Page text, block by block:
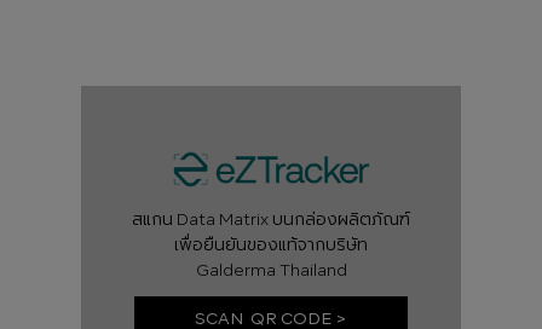
สแกน Data Matrix บนกล่องผลิตภัณฑ์
เพื่อยืนยันของแท้จากบริษัท
Galderma Thailand
SCAN QR CODE >